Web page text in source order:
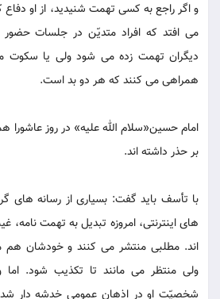
و اگر راجع به کسی تهمت شنیدید، از او دفاع
می افتد که افراد متدیّن در جلسات حضور
دیگران تهمت زده می شود ولی یا سکوت
همراهی می کنند که هر دو بد است.
امام حسین«سلام الله علیه» در روز عاشورا
بر حذر داشته اند.
با تأسف باید گفت: بسیاری از رسانه های
های اینترنتی، امروزه تبدیل به تهمت
اند. مطلبی منتشر می کنند و خودشان
ولی منتظر می مانند تا تکذیب شود.
شخصیّت او در اذهان عمومی خدشه دار